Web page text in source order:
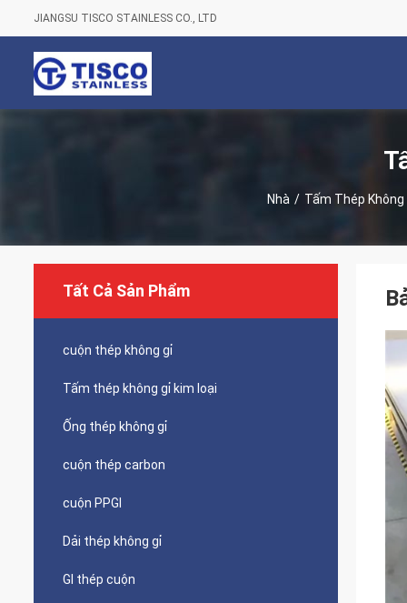
JIANGSU TISCO STAINLESS CO., LTD
Nhà / Tấm Thép Không
Tất Cả Sản Phẩm
cuộn thép không gỉ
Tấm thép không gỉ kim loại
Ống thép không gỉ
cuộn thép carbon
cuộn PPGI
Dải thép không gỉ
GI thép cuộn